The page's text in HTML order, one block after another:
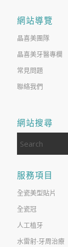
網站導覽
晶喜美團隊
晶喜美牙醫專欄
常見問題
聯絡我們
網站搜尋
服務項目
全瓷美型貼片
全瓷冠
人工植牙
水雷射-牙周治療